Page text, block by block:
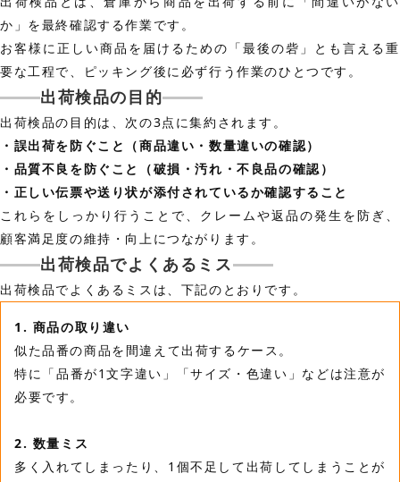
か」を最終確認する作業です。
お客様に正しい商品を届けるための「最後の砦」とも言える重
要な工程で、ピッキング後に必ず行う作業のひとつです。
出荷検品の目的
出荷検品の目的は、次の3点に集約されます。
・誤出荷を防ぐこと（商品違い・数量違いの確認）
・品質不良を防ぐこと（破損・汚れ・不良品の確認）
・正しい伝票や送り状が添付されているか確認すること
これらをしっかり行うことで、クレームや返品の発生を防ぎ、
顧客満足度の維持・向上につながります。
出荷検品でよくあるミス
出荷検品でよくあるミスは、下記のとおりです。
1. 商品の取り違い
似た品番の商品を間違えて出荷するケース。
特に「品番が1文字違い」「サイズ・色違い」などは注意が
必要です。
2. 数量ミス
多く入れてしまったり、1個不足して出荷してしまうことが